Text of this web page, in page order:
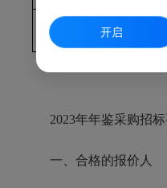
总价合计（大写）：
2023年年鉴采购招标
一、合格的报价人
开启